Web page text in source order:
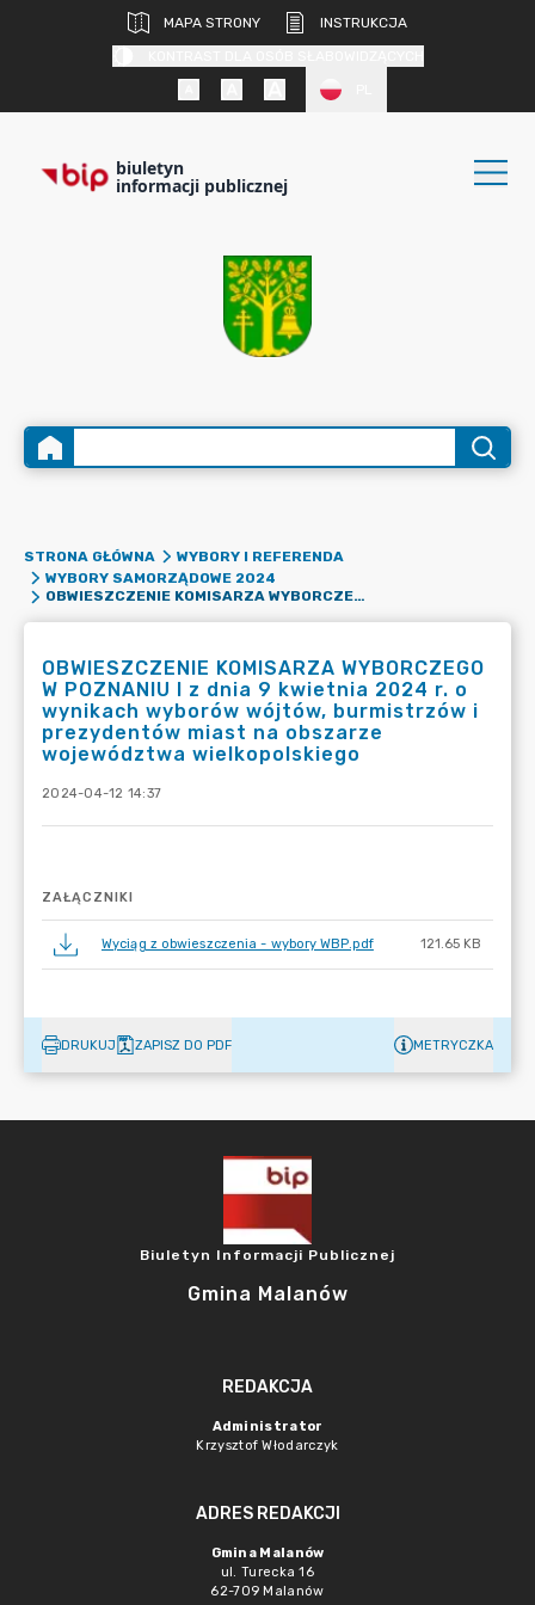
MAPA STRONY
INSTRUKCJA
biuletyn
informacji publicznej
STRONA GŁÓWNA
WYBORY I REFERENDA
WYBORY SAMORZĄDOWE 2024
OBWIESZCZENIE KOMISARZA WYBORCZEGO W POZNANIU I Z DNIA 9 KWIETNIA 2024 R. O WYNIKACH WYBORÓW WÓJTÓW, BURMISTRZÓW I PREZYDENTÓW MIAST NA OBSZARZE WOJEWÓDZTWA WIELKOPOLSKIEGO
OBWIESZCZENIE KOMISARZA WYBORCZEGO
W POZNANIU I z dnia 9 kwietnia 2024 r. o
wynikach wyborów wójtów, burmistrzów i
prezydentów miast na obszarze
województwa wielkopolskiego
2024-04-12 14:37
ZAŁĄCZNIKI
Wyciąg z obwieszczenia - wybory WBP.pdf 121.65 KB
DRUKUJ ZAPISZ DO PDF METRYCZKA
Biuletyn Informacji Publicznej
Gmina Malanów
REDAKCJA
Administrator
Krzysztof Włodarczyk
ADRES REDAKCJI
Gmina Malanów
ul. Turecka 16
62-709 Malanów